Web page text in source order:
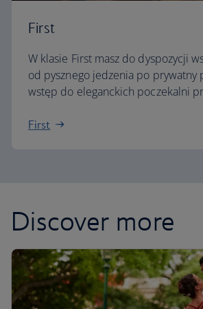
First
W klasie First masz do dyspozycji
od pysznego jedzenia po prywatny
wstęp do eleganckich poczekalni
First
Discover more